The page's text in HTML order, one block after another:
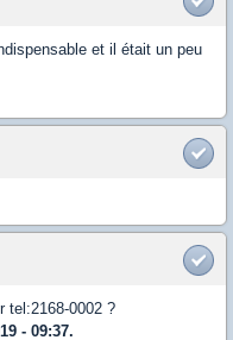
et il était un peu
tel:2168-0002 ?
- 09:37.